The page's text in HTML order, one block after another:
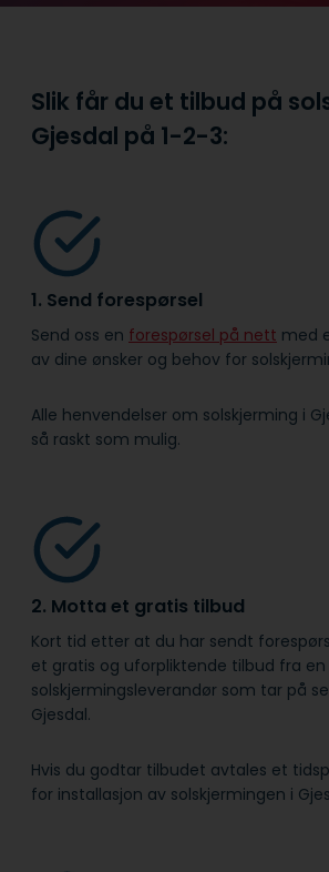
Slik får du et tilbud på
Gjesdal på 1-2-3:
1. Send forespørsel
Send oss en forespørsel på nett med
av dine ønsker og behov for
Alle henvendelser om solskjerming i
så raskt som mulig.
2. Motta et gratis tilbud
Kort tid etter at du har sendt
et gratis og uforpliktende tilbud fra en
solskjermingsleverandør som tar på
Gjesdal.
Hvis du godtar tilbudet avtales et
for installasjon av solskjermingen i